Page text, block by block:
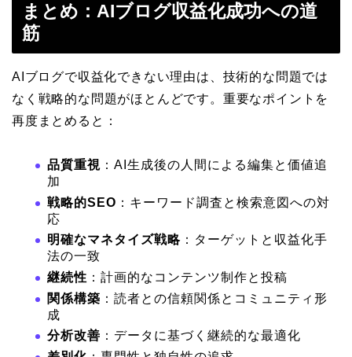
まとめ：AIブログ収益化成功への道
筋
AIブログで収益化できない理由は、技術的な問題では
なく戦略的な問題がほとんどです。重要なポイントを
再度まとめると：
品質重視 ：AI生成後の人間による編集と価値追
加
戦略的SEO ：キーワード調査と検索意図への対
応
明確なマネタイズ戦略 ：ターゲットと収益化手
法の一致
継続性 ：計画的なコンテンツ制作と投稿
関係構築 ：読者との信頼関係とコミュニティ形
成
分析改善 ：データに基づく継続的な最適化